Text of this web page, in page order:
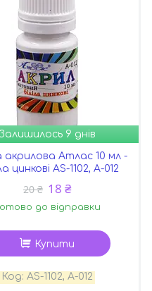
9 днів
Атлас 10 мл -
цинкові AS-1102, А-012
20 ₴ 18 ₴
до відправки
Купити
AS-1102, А-012